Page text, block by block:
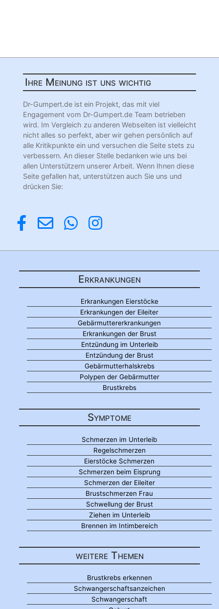
Ihre Meinung ist uns wichtig
Dr-Gumpert.de ist ein Projekt, das mit viel
Engagement vom Dr-Gumpert.de Team betrieben
wird. Im Vergleich zu anderen Webseiten ist vielleicht
nicht alles so perfekt, aber wir gehen persönlich auf
alle Kritikpunkte ein und versuchen die Seite stets zu
verbessern. An dieser Stelle bedanken wie uns bei
allen Unterstützern unserer Arbeit. Wenn Ihnen diese
Seite gefallen hat, unterstützen auch Sie uns und
drücken Sie:
Erkrankungen
Erkrankungen Eierstöcke
Erkrankungen der Eileiter
Gebärmuttererkrankungen
Erkrankungen der Brust
Entzündung im Unterleib
Entzündung der Brust
Gebärmutterhalskrebs
Polypen der Gebärmutter
Brustkrebs
Symptome
Schmerzen im Unterleib
Regelschmerzen
Eierstöcke Schmerzen
Schmerzen beim Eisprung
Schmerzen der Eileiter
Brustschmerzen Frau
Schwellung der Brust
Ziehen im Unterleib
Brennen im Intimbereich
weitere Themen
Brustkrebs erkennen
Schwangerschaftsanzeichen
Schwangerschaft